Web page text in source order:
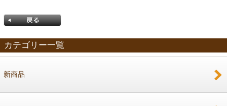
カテゴリー一覧
新商品